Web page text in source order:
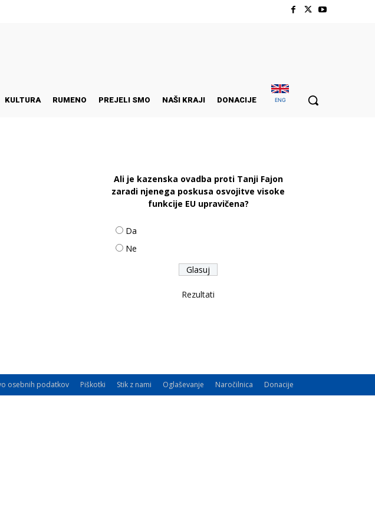
KULTURA RUMENO PREJELI SMO NAŠI KRAJI DONACIJE ENG
Ali je kazenska ovadba proti Tanji Fajon
zaradi njenega poskusa osvojitve visoke
funkcije EU upravičena?
Da
Ne
Rezultati
osebnih podatkov Piškotki Stik z nami Oglaševanje Naročilnica Donacije